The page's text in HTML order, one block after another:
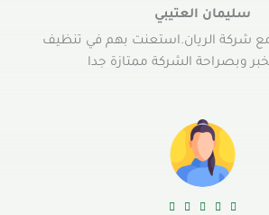
سليمان العتيبي
شركة الريان.استعنت بهم في تنظيف
وبصراحة الشركة ممتازة جدا




